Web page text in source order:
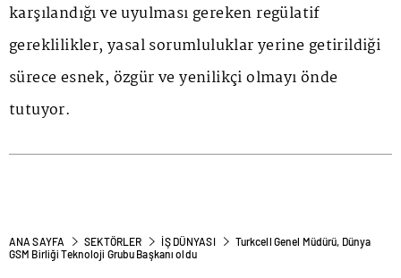
karşılandığı ve uyulması gereken regülatif
gereklilikler, yasal sorumluluklar yerine getirildiği
sürece esnek, özgür ve yenilikçi olmayı önde
tutuyor.
ANA SAYFA SEKTÖRLER İŞ DÜNYASI
Turkcell Genel Müdürü, Dünya
GSM Birliği Teknoloji Grubu Başkanı oldu